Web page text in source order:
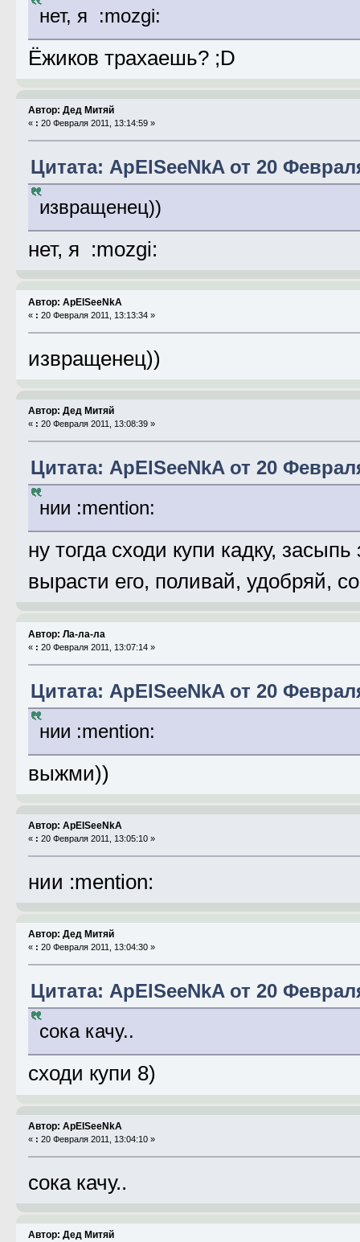
нет, я :mozgi:
Ёжиков трахаешь? ;D
Автор: Дед Митяй
« : 20 Февраля 2011, 13:14:59 »
Цитата: ApElSeeNkA от 20
извращенец))
нет, я :mozgi:
Автор: ApElSeeNkA
« : 20 Февраля 2011, 13:13:34 »
извращенец))
Автор: Дед Митяй
« : 20 Февраля 2011, 13:08:39 »
Цитата: ApElSeeNkA от 20
нии :mention:
ну тогда сходи купи кадку,
вырасти его, поливай, удобряй,
Автор: Ла-ла-ла
« : 20 Февраля 2011, 13:07:14 »
Цитата: ApElSeeNkA от 20
нии :mention:
выжми))
Автор: ApElSeeNkA
« : 20 Февраля 2011, 13:05:10 »
нии :mention:
Автор: Дед Митяй
« : 20 Февраля 2011, 13:04:30 »
Цитата: ApElSeeNkA от 20
сока качу..
сходи купи 8)
Автор: ApElSeeNkA
« : 20 Февраля 2011, 13:04:10 »
сока качу..
Автор: Дед Митяй